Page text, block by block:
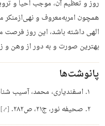
روز و تعظیم آن، موجب احیا و
همچون امربه‌معروف و
الهی داشته باشد، این روز فرصت
بهترین صورت و به دور از وهن و
پانوشت‌ها
اسفندیاری، محمد، آسیب
صحيفه نور، ج‏۲۱، ص۲۸۲. [⤤]